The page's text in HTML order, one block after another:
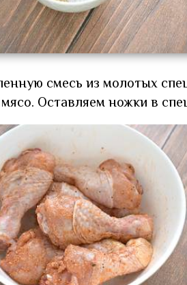
смесь из молотых
Оставляем ножки в